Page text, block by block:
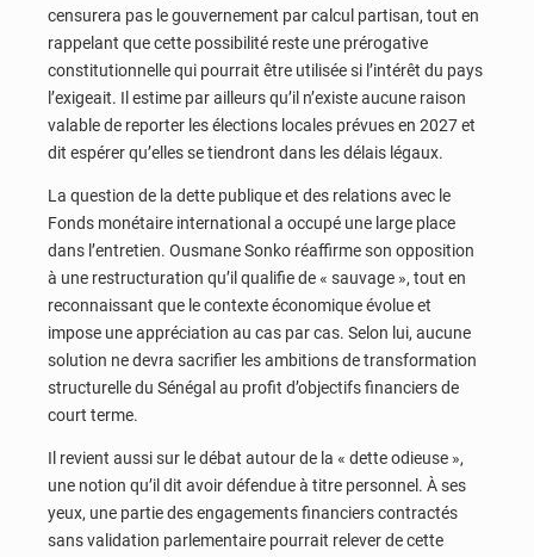
censurera pas le gouvernement par calcul partisan, tout en
rappelant que cette possibilité reste une prérogative
constitutionnelle qui pourrait être utilisée si l’intérêt du pays
l’exigeait. Il estime par ailleurs qu’il n’existe aucune raison
valable de reporter les élections locales prévues en 2027 et
dit espérer qu’elles se tiendront dans les délais légaux.
La question de la dette publique et des relations avec le
Fonds monétaire international a occupé une large place
dans l’entretien. Ousmane Sonko réaffirme son opposition
à une restructuration qu’il qualifie de « sauvage », tout en
reconnaissant que le contexte économique évolue et
impose une appréciation au cas par cas. Selon lui, aucune
solution ne devra sacrifier les ambitions de transformation
structurelle du Sénégal au profit d’objectifs financiers de
court terme.
Il revient aussi sur le débat autour de la « dette odieuse »,
une notion qu’il dit avoir défendue à titre personnel. À ses
yeux, une partie des engagements financiers contractés
sans validation parlementaire pourrait relever de cette